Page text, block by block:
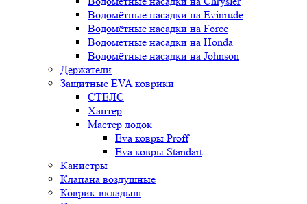
Водомётные насадки на Evinrude
Водомётные насадки на Force
Водомётные насадки на Honda
Водомётные насадки на Johnson
Держатели
Защитные EVA коврики
СТЕЛС
Хантер
Мастер лодок
Eva ковры Proff
Eva ковры Standart
Канистры
Клапана воздушные
Коврик-вкладыш